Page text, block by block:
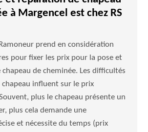
à Margencel est chez RS
Ramoneur prend en considération
pour fixer les prix pour la pose et
chapeau de cheminée. Les difficultés
influent sur le prix
plus le chapeau présente un
plus cela demande une
et nécessite du temps (prix